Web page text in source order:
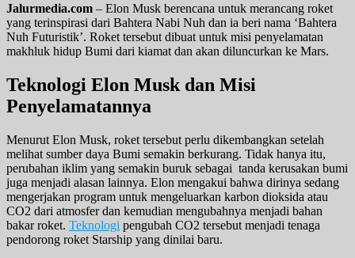
Jalurmedia.com – Elon Musk berencana untuk merancang roket
yang terinspirasi dari Bahtera Nabi Nuh dan ia beri nama ‘Bahtera
Nuh Futuristik’. Roket tersebut dibuat untuk misi penyelamatan
makhluk hidup Bumi dari kiamat dan akan diluncurkan ke Mars.
Teknologi Elon Musk dan Misi
Penyelamatannya
Menurut Elon Musk, roket tersebut perlu dikembangkan setelah
melihat sumber daya Bumi semakin berkurang. Tidak hanya itu,
perubahan iklim yang semakin buruk sebagai tanda kerusakan bumi
juga menjadi alasan lainnya. Elon mengakui bahwa dirinya sedang
mengerjakan program untuk mengeluarkan karbon dioksida atau
CO2 dari atmosfer dan kemudian mengubahnya menjadi bahan
bakar roket. Teknologi pengubah CO2 tersebut menjadi tenaga
pendorong roket Starship yang dinilai baru.